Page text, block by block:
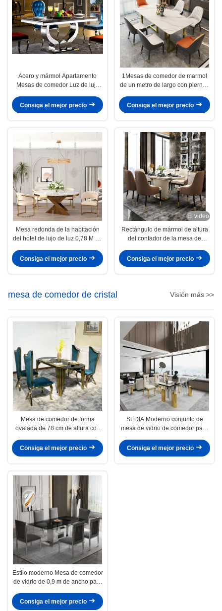
Acero y mármol Apartamento
Mesas de comedor Luz de lujo
Consiga el mejor precio
1Mesas de comedor de marmol
de un metro de largo con piernas
Consiga el mejor precio
Mesa redonda de la habitación
del hotel de lujo de luz 0,78 M de
Consiga el mejor precio
El video
Rectángulo de mármol de altura
del contador de la mesa de
ODM
Consiga el mejor precio
mesa de comedor de cristal Visión más >>
Mesa de comedor de forma
ovalada de 78 cm de altura con
personalizado
Consiga el mejor precio
SEDIA Moderno conjunto de
mesa de vidrio de comedor para
Consiga el mejor precio
Estilo moderno Mesa de comedor
de vidrio de 0,9 m de ancho para
Consiga el mejor precio